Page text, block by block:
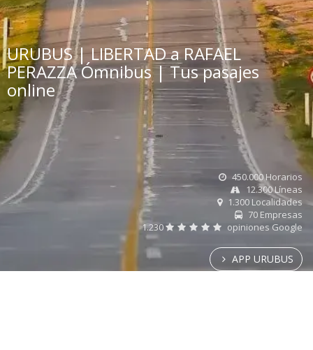
URUBUS | LIBERTAD a RAFAEL
PERAZZA Ómnibus | Tus pasajes
online
450.000 Horarios
12.300 Líneas
1.300 Localidades
70 Empresas
1.230
opiniones Google
APP URUBUS